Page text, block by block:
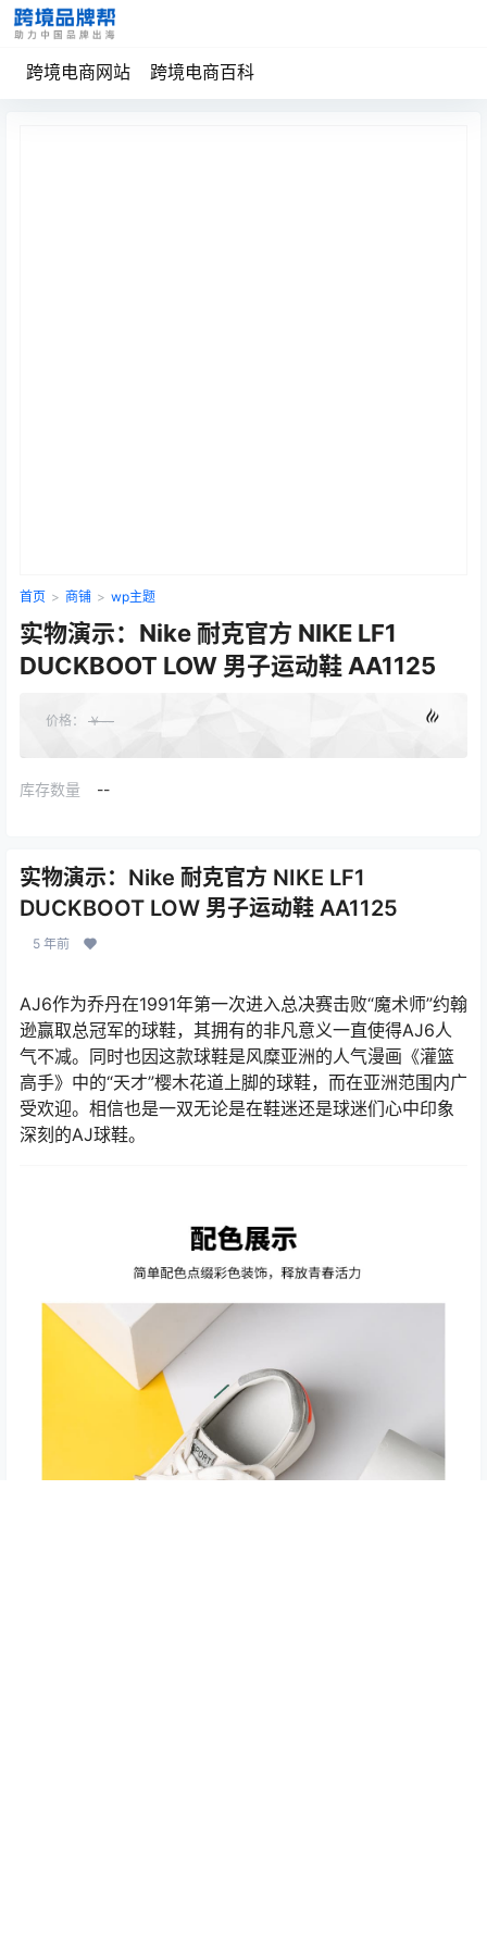
跨境电商网站 跨境电商百科
首页 > 商铺 > wp主题
实物演示：Nike 耐克官方 NIKE LF1
DUCKBOOT LOW 男子运动鞋 AA1125
价格： ￥--
库存数量 --
实物演示：Nike 耐克官方 NIKE LF1
DUCKBOOT LOW 男子运动鞋 AA1125
5 年前
AJ6作为乔丹在1991年第一次进入总决赛击败“魔术师”约翰
逊赢取总冠军的球鞋，其拥有的非凡意义一直使得AJ6人
气不减。同时也因这款球鞋是风糜亚洲的人气漫画《灌篮
高手》中的“天才”樱木花道上脚的球鞋，而在亚洲范围内广
受欢迎。相信也是一双无论是在鞋迷还是球迷们心中印象
深刻的AJ球鞋。